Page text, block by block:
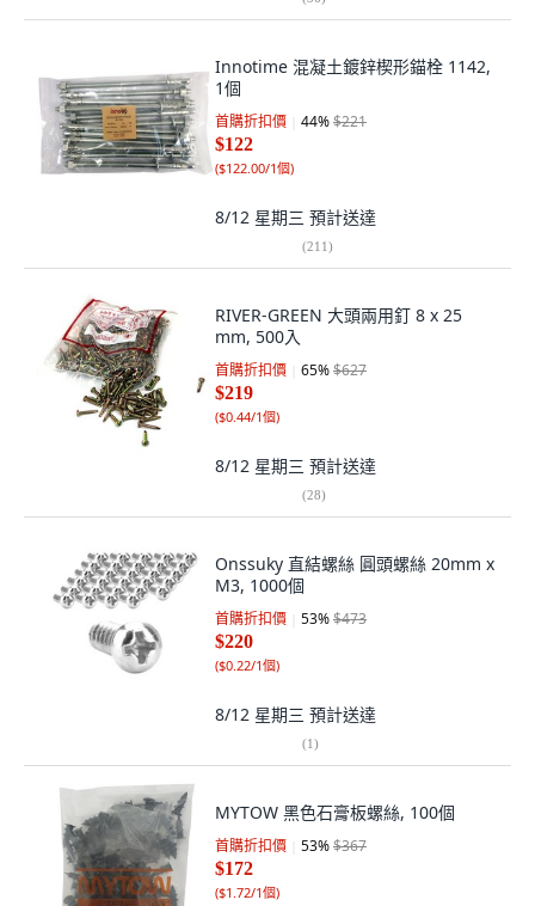
Innotime 混凝土鍍鋅楔形錨栓 1142,
1個
首購折扣價 44%$221
$122
($122.00/1個)
8/12 星期三 預計送達
(211)
RIVER-GREEN 大頭兩用釘 8 x 25
mm, 500入
首購折扣價 65%$627
$219
($0.44/1個)
8/12 星期三 預計送達
(28)
Onssuky 直結螺絲 圓頭螺絲 20mm x
M3, 1000個
首購折扣價 53%$473
$220
($0.22/1個)
8/12 星期三 預計送達
(1)
MYTOW 黑色石膏板螺絲, 100個
首購折扣價 53%$367
$172
($1.72/1個)